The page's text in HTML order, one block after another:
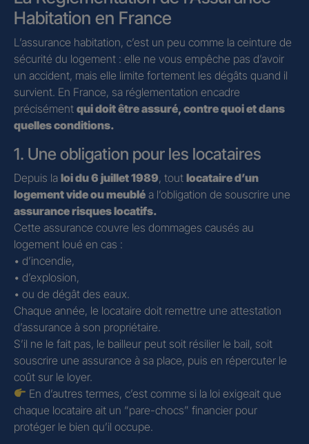
Habitation en France
L’assurance habitation, c’est un peu comme la ceinture de
sécurité du logement : elle ne vous empêche pas d’avoir
un accident, mais elle limite fortement les dégâts quand il
survient. En France, sa réglementation encadre
précisément qui doit être assuré, contre quoi et dans
quelles conditions.
1. Une obligation pour les locataires
Depuis la loi du 6 juillet 1989, tout locataire d’un
logement vide ou meublé a l’obligation de souscrire une
assurance risques locatifs.
Cette assurance couvre les dommages causés au
logement loué en cas :
• d’incendie,
• d’explosion,
• ou de dégât des eaux.
Chaque année, le locataire doit remettre une attestation
d’assurance à son propriétaire.
S’il ne le fait pas, le bailleur peut soit résilier le bail, soit
souscrire une assurance à sa place, puis en répercuter le
coût sur le loyer.
En d’autres termes, c’est comme si la loi exigeait que
chaque locataire ait un “pare-chocs” financier pour
protéger le bien qu’il occupe.